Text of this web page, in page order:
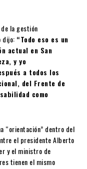
la gestión
dijo: “Todo eso es un
actual en San
y yo
a todos los
del Frente de
como
“orientación” dentro del
el presidente Alberto
y el ministro de
tienen el mismo